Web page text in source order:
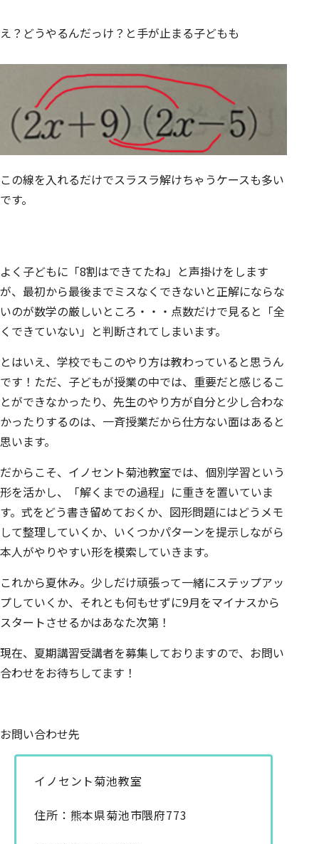
え？どうやるんだっけ？と手が止まる子どもも
この線を入れるだけでスラスラ解けちゃうケースも多い
です。
よく子どもに「8割はできてたね」と声掛けをします
が、最初から最後までミスなくできないと正解にならな
いのが数学の厳しいところ・・・点数だけで見ると「全
くできていない」と判断されてしまいます。
とはいえ、学校でもこのやり方は教わっていると思うん
です！ただ、子どもが授業の中では、重要だと感じるこ
とができなかったり、先生のやり方が自分と少し合わな
かったりするのは、一斉授業だから仕方ない面はあると
思います。
だからこそ、イノセント菊池教室では、個別学習という
形を活かし、「解くまでの過程」に重きを置いていま
す。式をどう書き留めておくか、図形問題にはどうメモ
して整理していくか、いくつかパターンを提示しながら
本人がやりやすい形を模索していきます。
これから夏休み。少しだけ頑張って一緒にステップアッ
プしていくか、それとも何もせずに9月をマイナスから
スタートさせるかはあなた次第！
現在、夏期講習受講者を募集しておりますので、お問い
合わせをお待ちしてます！
お問い合わせ先
イノセント菊池教室
住所：熊本県菊池市隈府773